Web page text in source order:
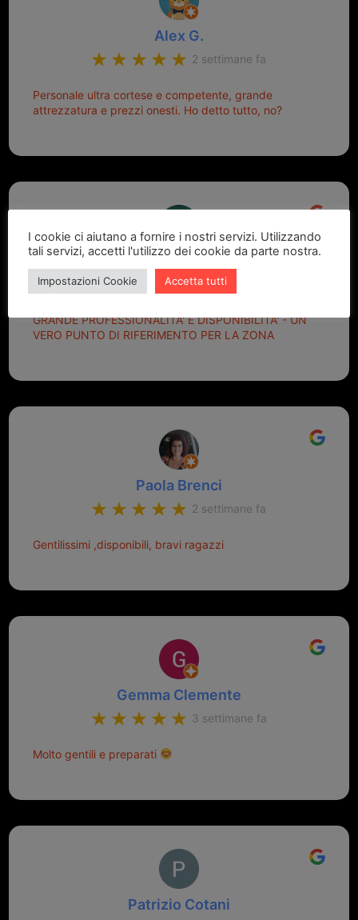
Alex G.
2 settimane fa
Personale ultra cortese e competente, grande
attrezzatura e prezzi onesti. Ho detto tutto, no?
Marcello Dastoli
2 settimane fa
GRANDE PROFESSIONALITA' E DISPONIBILITA' - UN
VERO PUNTO DI RIFERIMENTO PER LA ZONA
Paola Brenci
2 settimane fa
Gentilissimi ,disponibili, bravi ragazzi
Gemma Clemente
3 settimane fa
Molto gentili e preparati
Patrizio Cotani
I cookie ci aiutano a fornire i nostri servizi. Utilizzando
tali servizi, accetti l'utilizzo dei cookie da parte nostra.
Impostazioni Cookie Accetta tutti